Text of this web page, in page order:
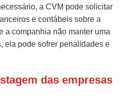
a CVM pode solicitar
e contábeis sobre a
a companhia não manter uma
ela pode sofrer penalidades e
das empresas